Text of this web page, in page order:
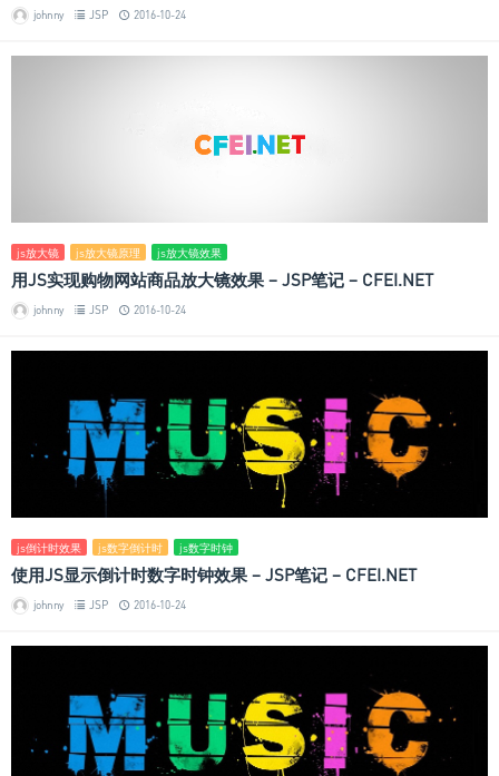
johnny JSP 2016-10-24
js放大镜 js放大镜原理 js放大镜效果
用JS实现购物网站商品放大镜效果 – JSP笔记 – CFEI.NET
johnny JSP 2016-10-24
js倒计时效果 js数字倒计时 js数字时钟
使用JS显示倒计时数字时钟效果 – JSP笔记 – CFEI.NET
johnny JSP 2016-10-24